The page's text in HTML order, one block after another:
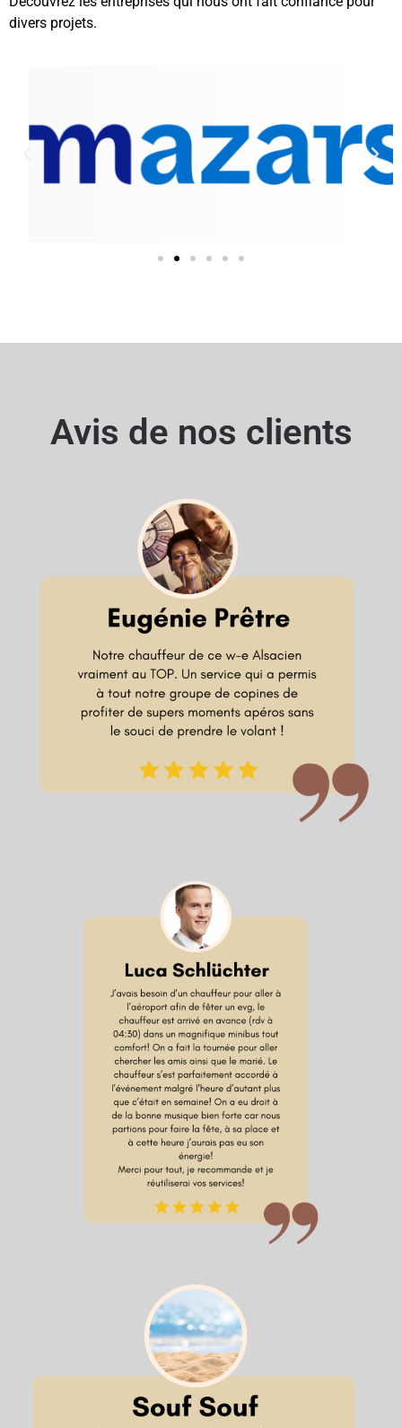
divers projets.
Avis de nos clients